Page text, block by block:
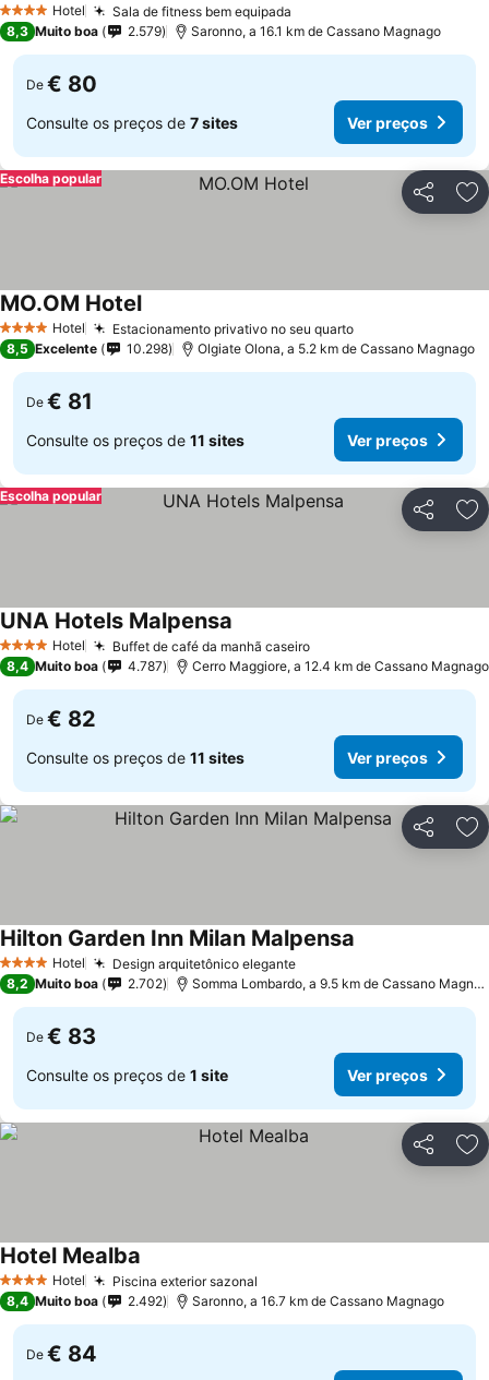
4 EstrelasHotel Sala de fitness bem equipada
8,3 Muito boa 2.579 Saronno, a 16.1 km de Cassano Magnago
De € 80
Consulte os preços de 7 sites Ver preços
Partilhar
Escolha popular
4 EstrelasHotel Estacionamento privativo no seu quartoVer preços
MO.OM HotelVer preços
8,5 Excelente 10.298 Olgiate Olona, a 5.2 km de Cassano Magnago
De € 81
Consulte os preços de 11 sites Ver preços
Partilhar
Escolha popular
4 EstrelasHotel Buffet de café da manhã caseiroVer preços
UNA Hotels Malpensa
8,4 Muito boa 4.787 Cerro Maggiore, a 12.4 km de Cassano Magnago
De € 82
Consulte os preços de 11 sites Ver preços
Partilhar
4 EstrelasHotel Design arquitetônico eleganteVer preços
Hilton Garden Inn Milan Malpensa
8,2 Muito boa 2.702 Somma Lombardo, a 9.5 km de Cassano
De € 83
Consulte os preços de 1 site Ver preços
Partilhar
4 EstrelasHotel Piscina exterior sazonal
Hotel Mealba
8,4 Muito boa 2.492 Saronno, a 16.7 km de Cassano Magnago
De € 84